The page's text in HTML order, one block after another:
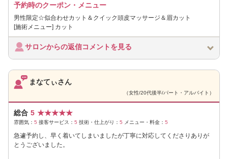
予約時のクーポン・メニュー
男性限定☆似合わせカット＆クイック頭皮マッサージ＆眉カット
[施術メニュー] カット
サロンからの返信コメントを見る
まなてぃさん
（女性/20代後半/パート・アルバイト）
総合 5 ★★★★★
雰囲気： 5 接客サービス： 5 技術・仕上がり： 5 メニュー・料金： 5
急遽予約し、早く着いてしまいましたが丁寧に対応してくださりありが
とうございました。